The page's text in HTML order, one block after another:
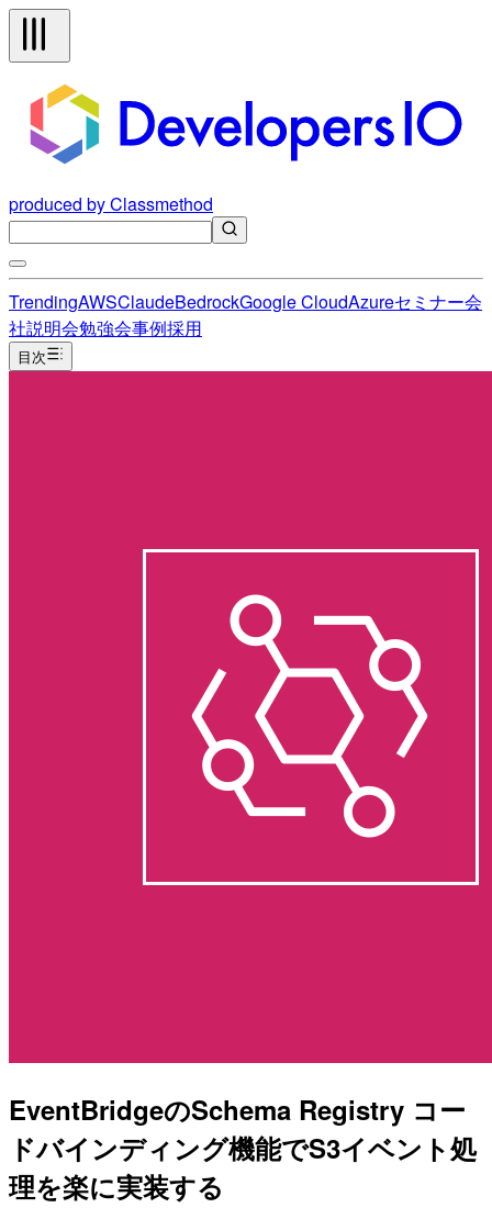
produced by Classmethod
TrendingAWSClaudeBedrockGoogle CloudAzureセミナー会
社説明会勉強会事例採用
目次
EventBridgeのSchema Registry コー
ドバインディング機能でS3イベント処
理を楽に実装する